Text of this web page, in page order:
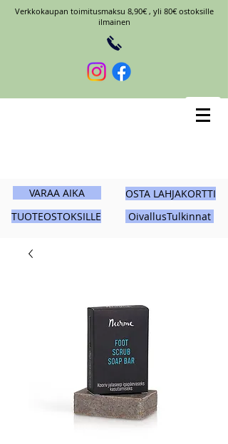
Verkkokaupan toimitusmaksu 8,90€ , yli 80€ ostoksille
ilmainen
VARAA AIKA
TUOTEOSTOKSILLE
OSTA LAHJAKORTTI
OivallusTulkinnat